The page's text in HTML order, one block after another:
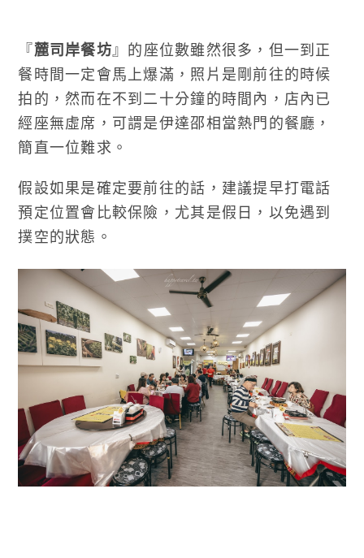
『麓司岸餐坊 』的座位數雖然很多，但一到正
餐時間一定會馬上爆滿，照片是剛前往的時候
拍的，然而在不到二十分鐘的時間內，店內已
經座無虛席，可謂是伊達邵相當熱門的餐廳，
簡直一位難求。
假設如果是確定要前往的話，建議提早打電話
預定位置會比較保險，尤其是假日，以免遇到
撲空的狀態。